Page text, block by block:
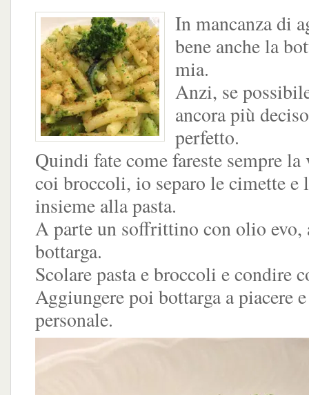
In mancanza di
bene anche la
mia.
Anzi, se
ancora più
perfetto.
Quindi fate come fareste sempre la
coi broccoli, io separo le cimette e
insieme alla pasta.
A parte un soffrittino con olio evo,
bottarga.
Scolare pasta e broccoli e condire
Aggiungere poi bottarga a piacere
personale.